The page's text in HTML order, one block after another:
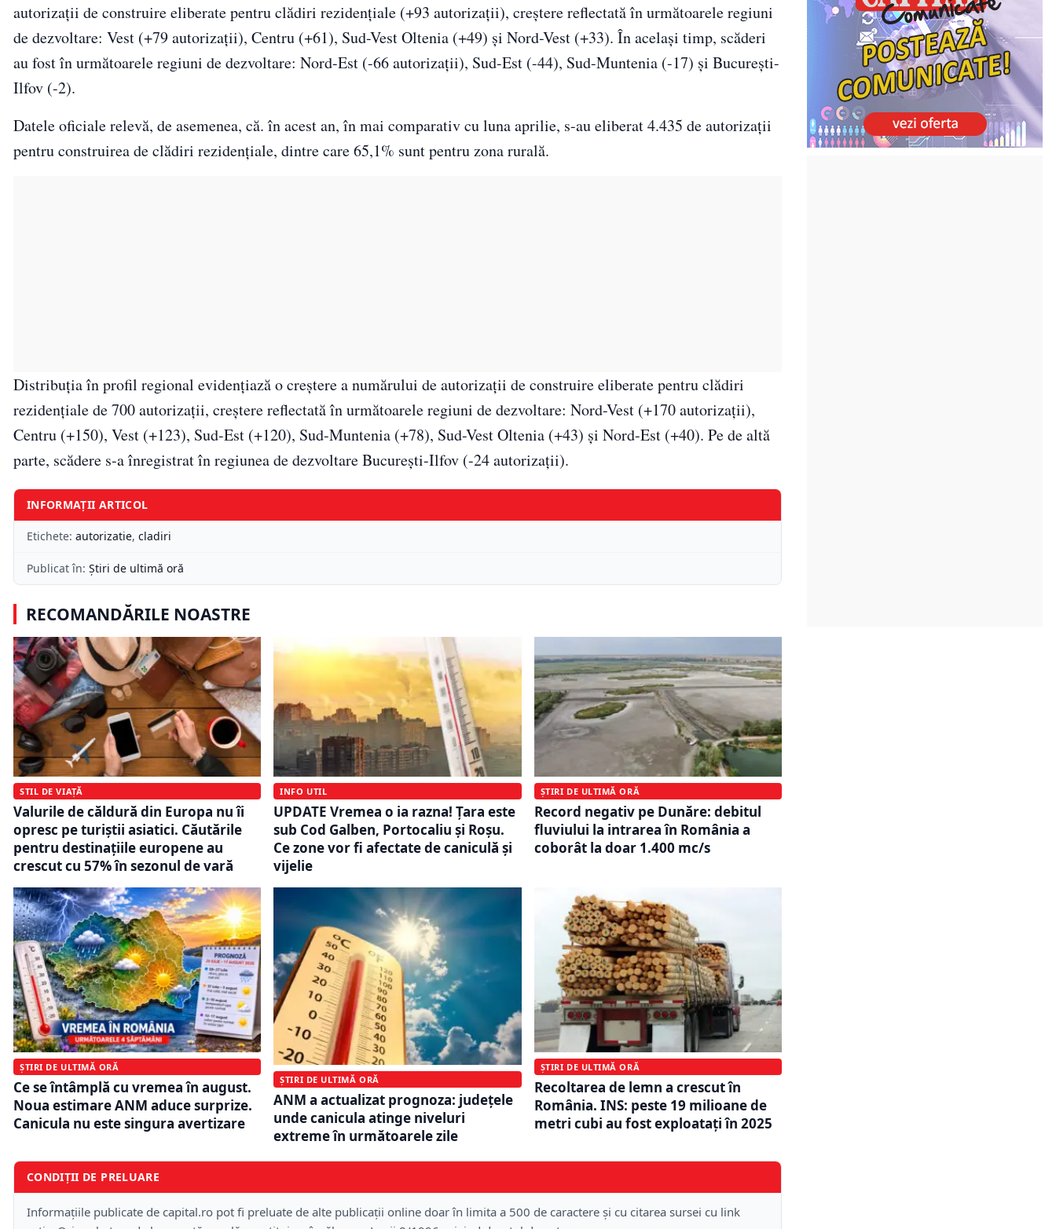
autorizaţii de construire eliberate pentru clădiri rezidenţiale (+93 autorizaţii), creştere reflectată în următoarele regiuni
de dezvoltare: Vest (+79 autorizaţii), Centru (+61), Sud-Vest Oltenia (+49) şi Nord-Vest (+33). În acelaşi timp, scăderi
au fost în următoarele regiuni de dezvoltare: Nord-Est (-66 autorizaţii), Sud-Est (-44), Sud-Muntenia (-17) şi Bucureşti-
Ilfov (-2).
Datele oficiale relevă, de asemenea, că. în acest an, în mai comparativ cu luna aprilie, s-au eliberat 4.435 de autorizaţii
pentru construirea de clădiri rezidenţiale, dintre care 65,1% sunt pentru zona rurală.
Distribuţia în profil regional evidenţiază o creştere a numărului de autorizaţii de construire eliberate pentru clădiri
rezidenţiale de 700 autorizaţii, creştere reflectată în următoarele regiuni de dezvoltare: Nord-Vest (+170 autorizaţii),
Centru (+150), Vest (+123), Sud-Est (+120), Sud-Muntenia (+78), Sud-Vest Oltenia (+43) şi Nord-Est (+40). Pe de altă
parte, scădere s-a înregistrat în regiunea de dezvoltare Bucureşti-Ilfov (-24 autorizaţii).
INFORMAȚII ARTICOL
Etichete: autorizatie, cladiri
Publicat în: Știri de ultimă oră
RECOMANDĂRILE NOASTRE
STIL DE VIAȚĂ
Valurile de căldură din Europa nu îi
opresc pe turiștii asiatici. Căutările
pentru destinațiile europene au
crescut cu 57% în sezonul de vară
INFO UTIL
UPDATE Vremea o ia razna! Țara este
sub Cod Galben, Portocaliu și Roșu.
Ce zone vor fi afectate de caniculă și
vijelie
ȘTIRI DE ULTIMĂ ORĂ
Record negativ pe Dunăre: debitul
fluviului la intrarea în România a
coborât la doar 1.400 mc/s
ȘTIRI DE ULTIMĂ ORĂ
Ce se întâmplă cu vremea în august.
Noua estimare ANM aduce surprize.
Canicula nu este singura avertizare
ȘTIRI DE ULTIMĂ ORĂ
ANM a actualizat prognoza: județele
unde canicula atinge niveluri
extreme în următoarele zile
ȘTIRI DE ULTIMĂ ORĂ
Recoltarea de lemn a crescut în
România. INS: peste 19 milioane de
metri cubi au fost exploatați în 2025
CONDIȚII DE PRELUARE
Informațiile publicate de capital.ro pot fi preluate de alte publicații online doar în limita a 500 de caractere și cu citarea sursei cu link